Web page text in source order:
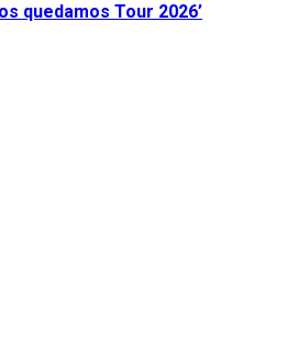
quedamos Tour 2026’